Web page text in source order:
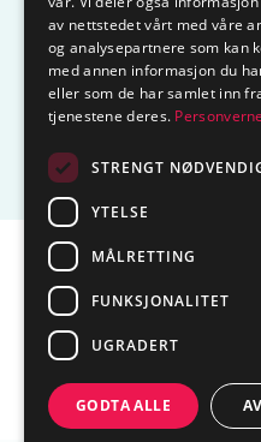
Org.nr.:
av nettstedet vårt med våre
og analysepartnere som kan
med annen informasjon du
eller som de har samlet inn
tjenestene deres.
STRENGT
YTELSE
MÅLRETTING
FUNKSJONALITET
UGRADERT
GODTA ALLE